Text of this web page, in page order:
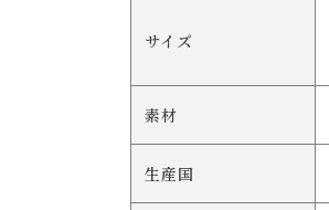
サイズ
素材
生産国